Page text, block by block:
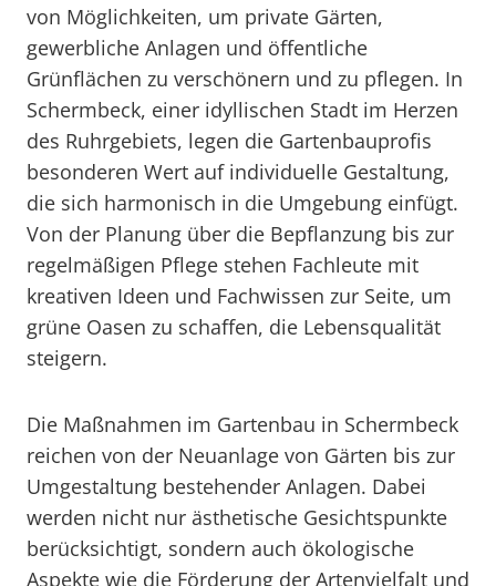
von Möglichkeiten, um private Gärten,
gewerbliche Anlagen und öffentliche
Grünflächen zu verschönern und zu pflegen. In
Schermbeck, einer idyllischen Stadt im Herzen
des Ruhrgebiets, legen die Gartenbauprofis
besonderen Wert auf individuelle Gestaltung,
die sich harmonisch in die Umgebung einfügt.
Von der Planung über die Bepflanzung bis zur
regelmäßigen Pflege stehen Fachleute mit
kreativen Ideen und Fachwissen zur Seite, um
grüne Oasen zu schaffen, die Lebensqualität
steigern.
Die Maßnahmen im Gartenbau in Schermbeck
reichen von der Neuanlage von Gärten bis zur
Umgestaltung bestehender Anlagen. Dabei
werden nicht nur ästhetische Gesichtspunkte
berücksichtigt, sondern auch ökologische
Aspekte wie die Förderung der Artenvielfalt und